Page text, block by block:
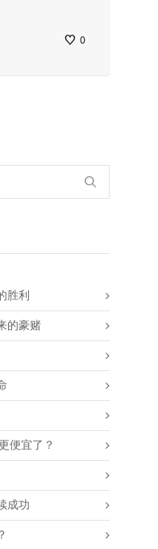
0
胜利
的豪赌
便宜了？
成功